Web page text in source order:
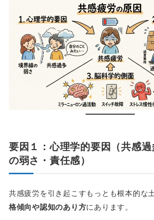
要因１：心理学的要因（共感
の弱さ・責任感）
共感疲労を引き起こすもっとも根本的な
格傾向や認知のあり方にあります。